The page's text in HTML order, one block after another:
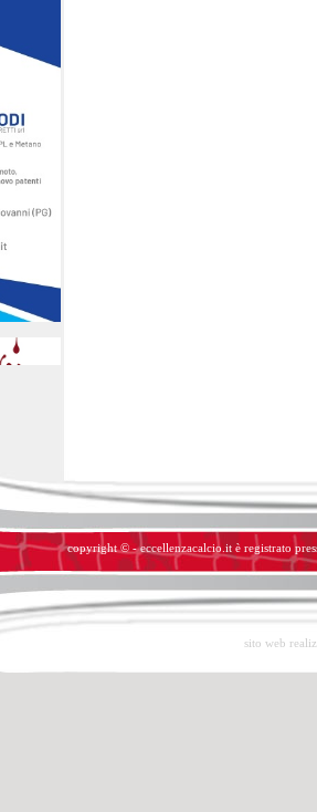
copyright © - eccellenzacalcio.it è registrato
sito web